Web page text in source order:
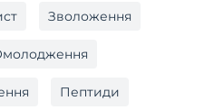
Зволоження
Пептиди